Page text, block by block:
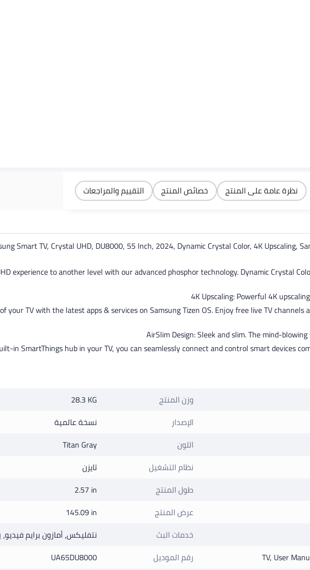
نظرة عامة على المنتج خصائص المنتج التقييم والمراجعات
Smart TV, Crystal UHD, DU8000, 55 Inch, 2024, Dynamic Crystal Color, 4K Upscaling,
experience to another level with our advanced phosphor technology. Dynamic Crystal
4K Upscaling: Powerful 4K
your TV with the latest apps & services on Samsung Tizen OS. Enjoy free live TV
AirSlim Design: Sleek and slim. The mind-
in SmartThings hub in your TV, you can seamlessly connect and control smart devices
TV, User
وزن المنتج
28.3 KG
الإصدار
نسخة عالمية
اللون
Titan Gray
نظام التشغيل
تايزن
طول المنتج
2.57 in
عرض المنتج
145.09 in
خدمات البث
نتفليكس، أمازون برايم
رقم الموديل
UA65DU8000